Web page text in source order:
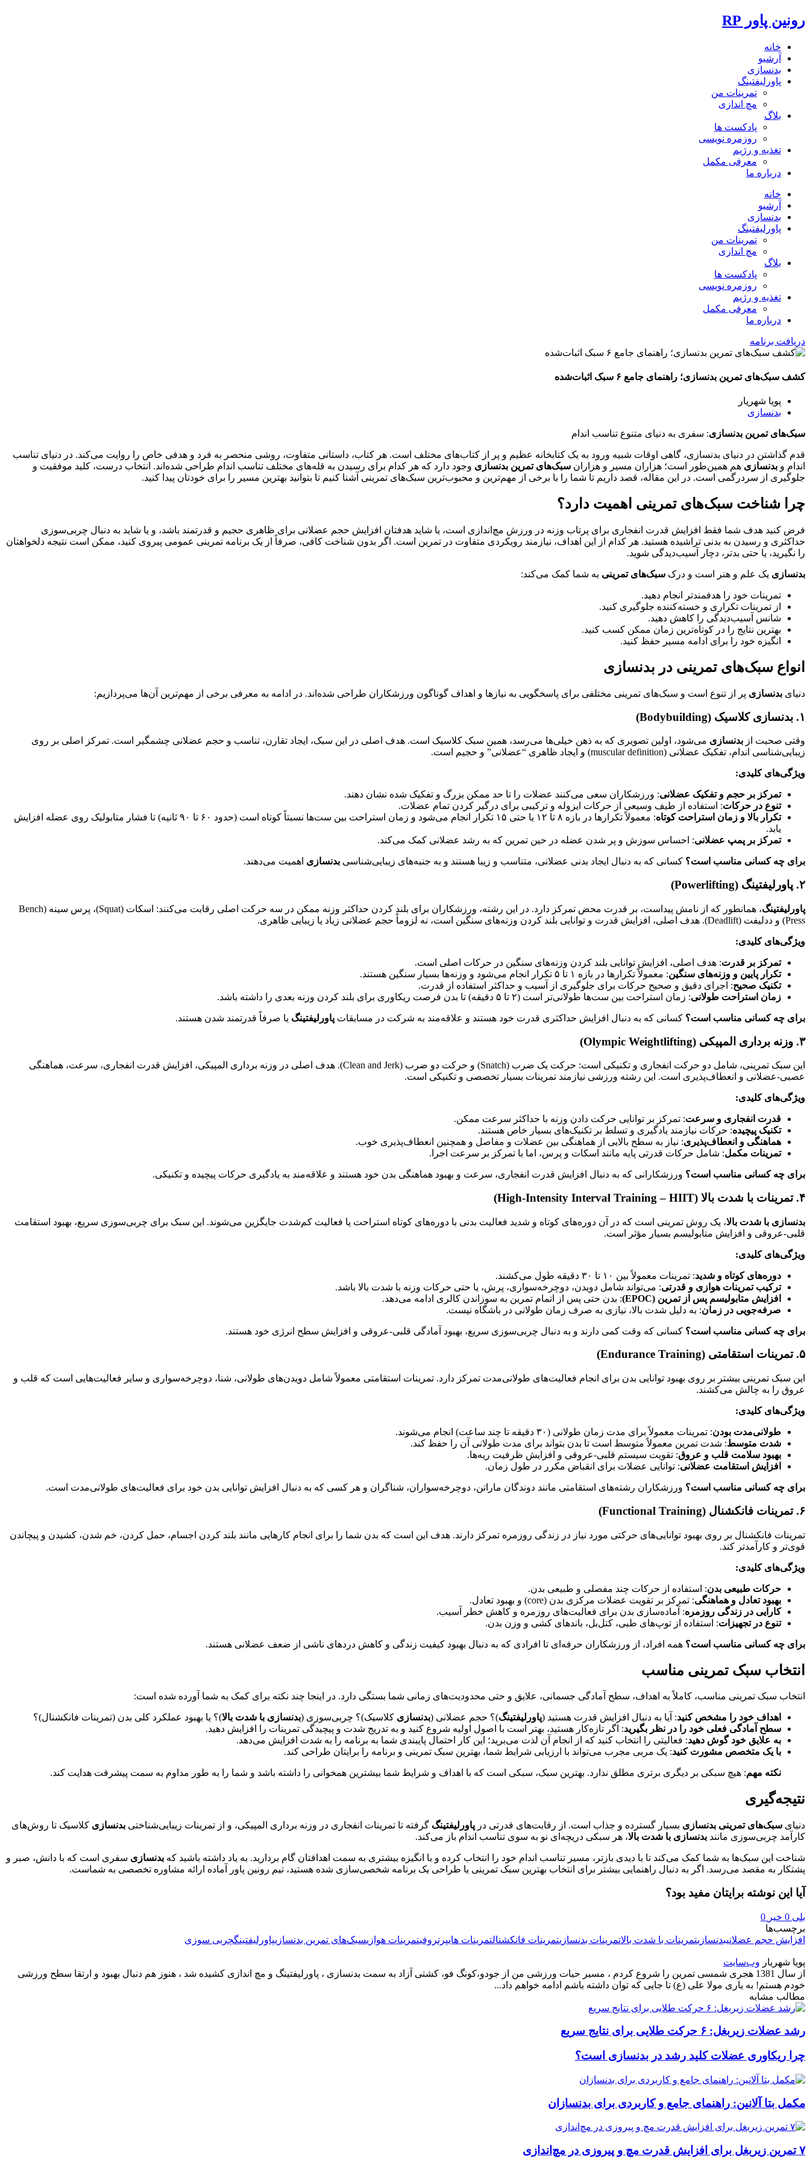
رونین پاور RP
خانه
آرشیو
بدنسازی
پاورلیفتینگ
تمرینات من
مچ اندازی
بلاگ
پادکست ها
روزمره نویسی
تغذیه و رژیم
معرفی مکمل
درباره ما
خانه
آرشیو
بدنسازی
پاورلیفتینگ
تمرینات من
مچ اندازی
بلاگ
پادکست ها
روزمره نویسی
تغذیه و رژیم
معرفی مکمل
درباره ما
دریافت برنامه
کشف سبک‌های تمرین بدنسازی؛ راهنمای جامع ۶ سبک اثبات‌شده
پویا شهریار
بدنسازی
سبک‌های تمرین بدنسازی: سفری به دنیای متنوع تناسب اندام
قدم گذاشتن در دنیای بدنسازی، گاهی اوقات شبیه ورود به یک کتابخانه عظیم و پر از کتاب‌های مختلف است. هر کتاب، داستانی متفاوت، روشی منحصر به فرد و هدفی خاص را روایت می‌کند. در دنیای تناسب
اندام و بدنسازی هم همین‌طور است؛ هزاران مسیر و هزاران سبک‌های تمرین بدنسازی وجود دارد که هر کدام برای رسیدن به قله‌های مختلف تناسب اندام طراحی شده‌اند. انتخاب درست، کلید موفقیت و
جلوگیری از سردرگمی است. در این مقاله، قصد داریم تا شما را با برخی از مهم‌ترین و محبوب‌ترین سبک‌های تمرینی آشنا کنیم تا بتوانید بهترین مسیر را برای خودتان پیدا کنید.
چرا شناخت سبک‌های تمرینی اهمیت دارد؟
فرض کنید هدف شما فقط افزایش قدرت انفجاری برای پرتاب وزنه در ورزش مچ‌اندازی است، یا شاید هدفتان افزایش حجم عضلانی برای ظاهری حجیم و قدرتمند باشد، و یا شاید به دنبال چربی‌سوزی
حداکثری و رسیدن به بدنی تراشیده هستید. هر کدام از این اهداف، نیازمند رویکردی متفاوت در تمرین است. اگر بدون شناخت کافی، صرفاً از یک برنامه تمرینی عمومی پیروی کنید، ممکن است نتیجه دلخواهتان
را نگیرید، یا حتی بدتر، دچار آسیب‌دیدگی شوید.
بدنسازی یک علم و هنر است و درک سبک‌های تمرینی به شما کمک می‌کند:
تمرینات خود را هدفمندتر انجام دهید.
از تمرینات تکراری و خسته‌کننده جلوگیری کنید.
شانس آسیب‌دیدگی را کاهش دهید.
بهترین نتایج را در کوتاه‌ترین زمان ممکن کسب کنید.
انگیزه خود را برای ادامه مسیر حفظ کنید.
انواع سبک‌های تمرینی در بدنسازی
دنیای بدنسازی پر از تنوع است و سبک‌های تمرینی مختلفی برای پاسخگویی به نیازها و اهداف گوناگون ورزشکاران طراحی شده‌اند. در ادامه به معرفی برخی از مهم‌ترین آن‌ها می‌پردازیم:
۱. بدنسازی کلاسیک (Bodybuilding)
وقتی صحبت از بدنسازی می‌شود، اولین تصویری که به ذهن خیلی‌ها می‌رسد، همین سبک کلاسیک است. هدف اصلی در این سبک، ایجاد تقارن، تناسب و حجم عضلانی چشمگیر است. تمرکز اصلی بر روی
زیبایی‌شناسی اندام، تفکیک عضلانی (muscular definition) و ایجاد ظاهری “عضلانی” و حجیم است.
ویژگی‌های کلیدی:
تمرکز بر حجم و تفکیک عضلانی: ورزشکاران سعی می‌کنند عضلات را تا حد ممکن بزرگ و تفکیک شده نشان دهند.
تنوع در حرکات: استفاده از طیف وسیعی از حرکات ایزوله و ترکیبی برای درگیر کردن تمام عضلات.
تکرار بالا و زمان استراحت کوتاه
: معمولاً تکرارها در بازه ۸ تا ۱۲ یا حتی ۱۵ تکرار انجام می‌شود و زمان استراحت بین ست‌ها نسبتاً کوتاه است (حدود ۶۰ تا ۹۰ ثانیه) تا فشار متابولیک روی عضله افزایش
یابد.
تمرکز بر پمپ عضلانی: احساس سوزش و پر شدن عضله در حین تمرین که به رشد عضلانی کمک می‌کند.
برای چه کسانی مناسب است؟ کسانی که به دنبال ایجاد بدنی عضلانی، متناسب و زیبا هستند و به جنبه‌های زیبایی‌شناسی بدنسازی اهمیت می‌دهند.
۲. پاورلیفتینگ (Powerlifting)
پاورلیفتینگ
، همانطور که از نامش پیداست، بر قدرت محض تمرکز دارد. در این رشته، ورزشکاران برای بلند کردن حداکثر وزنه ممکن در سه حرکت اصلی رقابت می‌کنند: اسکات (Squat)، پرس سینه (Bench
Press) و ددلیفت (Deadlift). هدف اصلی، افزایش قدرت و توانایی بلند کردن وزنه‌های سنگین است، نه لزوماً حجم عضلانی زیاد یا زیبایی ظاهری.
ویژگی‌های کلیدی:
تمرکز بر قدرت: هدف اصلی، افزایش توانایی بلند کردن وزنه‌های سنگین در حرکات اصلی است.
تکرار پایین و وزنه‌های سنگین: معمولاً تکرارها در بازه ۱ تا ۵ تکرار انجام می‌شود و وزنه‌ها بسیار سنگین هستند.
تکنیک صحیح: اجرای دقیق و صحیح حرکات برای جلوگیری از آسیب و حداکثر استفاده از قدرت.
زمان استراحت طولانی: زمان استراحت بین ست‌ها طولانی‌تر است (۲ تا ۵ دقیقه) تا بدن فرصت ریکاوری برای بلند کردن وزنه بعدی را داشته باشد.
برای چه کسانی مناسب است؟ کسانی که به دنبال افزایش حداکثری قدرت خود هستند و علاقه‌مند به شرکت در مسابقات پاورلیفتینگ یا صرفاً قدرتمند شدن هستند.
۳. وزنه برداری المپیکی (Olympic Weightlifting)
این سبک تمرینی، شامل دو حرکت انفجاری و تکنیکی است: حرکت یک ضرب (Snatch) و حرکت دو ضرب (Clean and Jerk). هدف اصلی در وزنه برداری المپیکی، افزایش قدرت انفجاری، سرعت، هماهنگی
عصبی-عضلانی و انعطاف‌پذیری است. این رشته ورزشی نیازمند تمرینات بسیار تخصصی و تکنیکی است.
ویژگی‌های کلیدی:
قدرت انفجاری و سرعت: تمرکز بر توانایی حرکت دادن وزنه با حداکثر سرعت ممکن.
تکنیک پیچیده: حرکات نیازمند یادگیری و تسلط بر تکنیک‌های بسیار خاص هستند.
هماهنگی و انعطاف‌پذیری: نیاز به سطح بالایی از هماهنگی بین عضلات و مفاصل و همچنین انعطاف‌پذیری خوب.
تمرینات مکمل: شامل حرکات قدرتی پایه مانند اسکات و پرس، اما با تمرکز بر سرعت اجرا.
برای چه کسانی مناسب است؟ ورزشکارانی که به دنبال افزایش قدرت انفجاری، سرعت و بهبود هماهنگی بدن خود هستند و علاقه‌مند به یادگیری حرکات پیچیده و تکنیکی.
۴. تمرینات با شدت بالا (High-Intensity Interval Training – HIIT)
بدنسازی با شدت بالا، یک روش تمرینی است که در آن دوره‌های کوتاه و شدید فعالیت بدنی با دوره‌های کوتاه استراحت یا فعالیت کم‌شدت جایگزین می‌شوند. این سبک برای چربی‌سوزی سریع، بهبود استقامت
قلبی-عروقی و افزایش متابولیسم بسیار مؤثر است.
ویژگی‌های کلیدی:
دوره‌های کوتاه و شدید: تمرینات معمولاً بین ۱۰ تا ۳۰ دقیقه طول می‌کشند.
ترکیب تمرینات هوازی و قدرتی: می‌تواند شامل دویدن، دوچرخه‌سواری، پرش، یا حتی حرکات وزنه با شدت بالا باشد.
افزایش متابولیسم پس از تمرین (EPOC)
: بدن حتی پس از اتمام تمرین به سوزاندن کالری ادامه می‌دهد.
صرفه‌جویی در زمان: به دلیل شدت بالا، نیازی به صرف زمان طولانی در باشگاه نیست.
برای چه کسانی مناسب است؟ کسانی که وقت کمی دارند و به دنبال چربی‌سوزی سریع، بهبود آمادگی قلبی-عروقی و افزایش سطح انرژی خود هستند.
۵. تمرینات استقامتی (Endurance Training)
این سبک تمرینی بیشتر بر روی بهبود توانایی بدن برای انجام فعالیت‌های طولانی‌مدت تمرکز دارد. تمرینات استقامتی معمولاً شامل دویدن‌های طولانی، شنا، دوچرخه‌سواری و سایر فعالیت‌هایی است که قلب و
عروق را به چالش می‌کشند.
ویژگی‌های کلیدی:
طولانی‌مدت بودن: تمرینات معمولاً برای مدت زمان طولانی (۳۰ دقیقه تا چند ساعت) انجام می‌شوند.
شدت متوسط: شدت تمرین معمولاً متوسط است تا بدن بتواند برای مدت طولانی آن را حفظ کند.
بهبود سلامت قلب و عروق: تقویت سیستم قلبی-عروقی و افزایش ظرفیت ریه‌ها.
افزایش استقامت عضلانی: توانایی عضلات برای انقباض مکرر در طول زمان.
برای چه کسانی مناسب است؟ ورزشکاران رشته‌های استقامتی مانند دوندگان ماراتن، دوچرخه‌سواران، شناگران و هر کسی که به دنبال افزایش توانایی بدن خود برای فعالیت‌های طولانی‌مدت است.
۶. تمرینات فانکشنال (Functional Training)
تمرینات فانکشنال بر روی بهبود توانایی‌های حرکتی مورد نیاز در زندگی روزمره تمرکز دارند. هدف این است که بدن شما را برای انجام کارهایی مانند بلند کردن اجسام، حمل کردن، خم شدن، کشیدن و پیچاندن
قوی‌تر و کارآمدتر کند.
ویژگی‌های کلیدی:
حرکات طبیعی بدن: استفاده از حرکات چند مفصلی و طبیعی بدن.
بهبود تعادل و هماهنگی: تمرکز بر تقویت عضلات مرکزی بدن (core) و بهبود تعادل.
کارایی در زندگی روزمره: آماده‌سازی بدن برای فعالیت‌های روزمره و کاهش خطر آسیب.
تنوع در تجهیزات: استفاده از توپ‌های طبی، کتل‌بل، باندهای کشی و وزن بدن.
برای چه کسانی مناسب است؟ همه افراد، از ورزشکاران حرفه‌ای تا افرادی که به دنبال بهبود کیفیت زندگی و کاهش دردهای ناشی از ضعف عضلانی هستند.
انتخاب سبک تمرینی مناسب
انتخاب سبک تمرینی مناسب، کاملاً به اهداف، سطح آمادگی جسمانی، علایق و حتی محدودیت‌های زمانی شما بستگی دارد. در اینجا چند نکته برای کمک به شما آورده شده است:
اهداف خود را مشخص کنید: آیا به دنبال افزایش قدرت هستید (پاورلیفتینگ)؟ حجم عضلانی (بدنسازی کلاسیک)؟ چربی‌سوزی (بدنسازی با شدت بالا)؟ یا بهبود عملکرد کلی بدن (تمرینات فانکشنال)؟
سطح آمادگی فعلی خود را در نظر بگیرید: اگر تازه‌کار هستید، بهتر است با اصول اولیه شروع کنید و به تدریج شدت و پیچیدگی تمرینات را افزایش دهید.
به علایق خود گوش دهید: فعالیتی را انتخاب کنید که از انجام آن لذت می‌برید؛ این کار احتمال پایبندی شما به برنامه را به شدت افزایش می‌دهد.
با یک متخصص مشورت کنید: یک مربی مجرب می‌تواند با ارزیابی شرایط شما، بهترین سبک تمرینی و برنامه را برایتان طراحی کند.
نکته مهم: هیچ سبکی بر دیگری برتری مطلق ندارد. بهترین سبک، سبکی است که با اهداف و شرایط شما بیشترین همخوانی را داشته باشد و شما را به طور مداوم به سمت پیشرفت هدایت کند.
نتیجه‌گیری
دنیای سبک‌های تمرینی بدنسازی بسیار گسترده و جذاب است. از رقابت‌های قدرتی در پاورلیفتینگ گرفته تا تمرینات انفجاری در وزنه برداری المپیکی، و از تمرینات زیبایی‌شناختی بدنسازی کلاسیک تا روش‌های
کارآمد چربی‌سوزی مانند بدنسازی با شدت بالا، هر سبکی دریچه‌ای نو به سوی تناسب اندام باز می‌کند.
شناخت این سبک‌ها به شما کمک می‌کند تا با دیدی بازتر، مسیر تناسب اندام خود را انتخاب کرده و با انگیزه بیشتری به سمت اهدافتان گام بردارید. به یاد داشته باشید که بدنسازی سفری است که با دانش، صبر و
پشتکار به مقصد می‌رسد. اگر به دنبال راهنمایی بیشتر برای انتخاب بهترین سبک تمرینی یا طراحی یک برنامه شخصی‌سازی شده هستید، تیم رونین پاور آماده ارائه مشاوره تخصصی به شماست.
آیا این نوشته برایتان مفید بود؟
بلی 0 خیر 0
برچسب‌ها
افزایش حجم عضلانیبدنسازیتمرینات با شدت بالاتمرینات بدنسازیتمرینات فانکشنالتمرینات هایپرتروفیتمرینات هوازیسبک‌های تمرین بدنسازیپاورلیفتینگچربی سوزی
پویا شهریار وب‌سایت
از سال 1381 هجری شمسی تمرین را شروع کردم ، مسیر حیات ورزشی من از جودو،کونگ فو، کشتی آزاد به سمت بدنسازی ، پاورلیفتینگ و مچ اندازی کشیده شد ، هنوز هم دنبال بهبود و ارتقا سطح ورزشی
خودم هستم! به یاری مولا علی (ع) تا جایی که توان داشته باشم ادامه خواهم داد...
مطالب مشابه
رشد عضلات زیربغل: ۶ حرکت طلایی برای نتایج سریع
چرا ریکاوری عضلات کلید رشد در بدنسازی است؟
مکمل بتا آلانین: راهنمای جامع و کاربردی برای بدنسازان
۷ تمرین زیربغل برای افزایش قدرت مچ و پیروزی در مچ‌اندازی